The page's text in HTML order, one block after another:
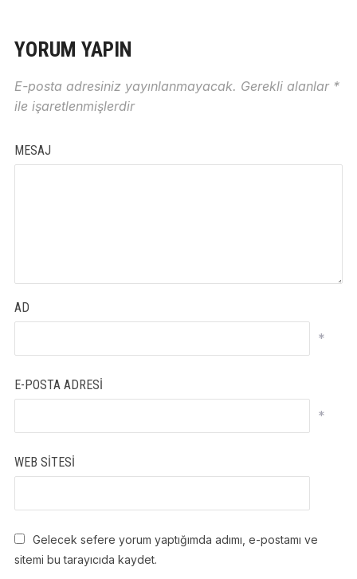
YORUM YAPIN
E-posta adresiniz yayınlanmayacak. Gerekli alanlar *
ile işaretlenmişlerdir
MESAJ
AD
*
E-POSTA ADRESI
*
WEB SITESI
Gelecek sefere yorum yaptığımda adımı, e-postamı ve
sitemi bu tarayıcıda kaydet.